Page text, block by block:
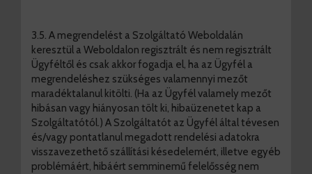
3.5. A megrendelést a Szolgáltató Weboldalán
keresztül a Weboldalon regisztrált és nem regisztrált
Ügyféltől és csak akkor fogadja el, ha az Ügyfél a
megrendeléshez szükséges valamennyi mezőt
maradéktalanul kitölti. (Ha az Ügyfél valamely mezőt
hibásan vagy hiányosan tölt ki, hibaüzenetet kap a
Szolgáltatótól.) A Szolgáltatót az Ügyfél által tévesen
és/vagy pontatlanul megadott rendelési adatokra
visszavezethető szállítási késedelemért, illetve egyéb
problémáért, hibáért semminemű felelősség nem